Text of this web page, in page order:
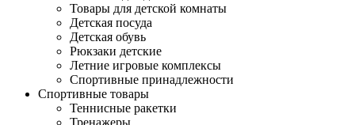
Товары для детской комнаты
Детская посуда
Детская обувь
Рюкзаки детские
Летние игровые комплексы
Спортивные принадлежности
Спортивные товары
Теннисные ракетки
Тренажеры